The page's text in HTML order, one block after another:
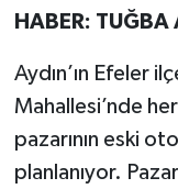
HABER: TUĞBA
Aydın’ın Efeler
Mahallesi’nde
pazarının eski
planlanıyor.
KÜLTÜR
MAGAZİN
SAĞLIK